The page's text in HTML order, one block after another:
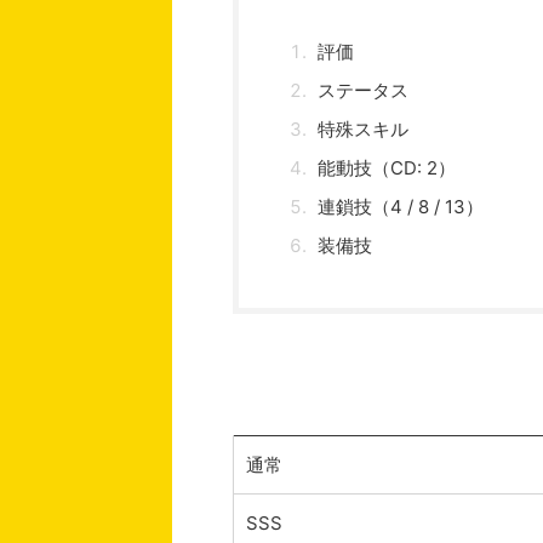
評価
ステータス
特殊スキル
能動技（CD: 2）
連鎖技（4 / 8 / 13）
装備技
通常
SSS